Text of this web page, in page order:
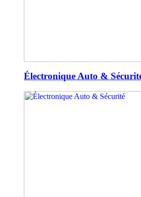
Électronique Auto &